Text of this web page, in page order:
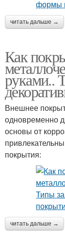
читать дальше →
Как
руками..
Внешнее
одновременно
основы от
покрытия:
читать дальше →